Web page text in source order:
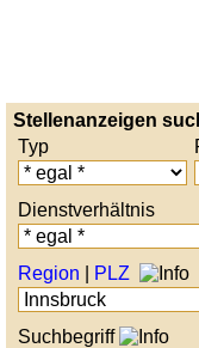
Stellenanzeigen
Typ
Dienstverhältnis
Region PLZ
Suchbegriff